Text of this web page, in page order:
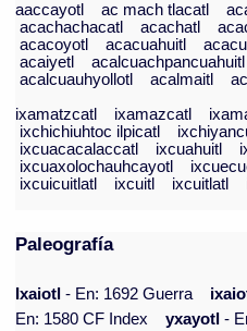
aaccayotl
ac mach tlacatl
acachachacatl
acachatl
acacoyotl
acacuahuitl
acaiyetl
acalcuachpancuahuitl
acalcuauhyollotl
acalmaitl
ixamatzcatl
ixamazcatl
ixchichiuhtoc ilpicatl
ixcuacacalaccatl
ixcuahuitl
ixcuaxolochauhcayotl
ixcuicuitlatl
ixcuitl ixcuitlatl
Paleografía
Ixaiotl - En: 1692 Guerra
En: 1580 CF Index
yxayotl -